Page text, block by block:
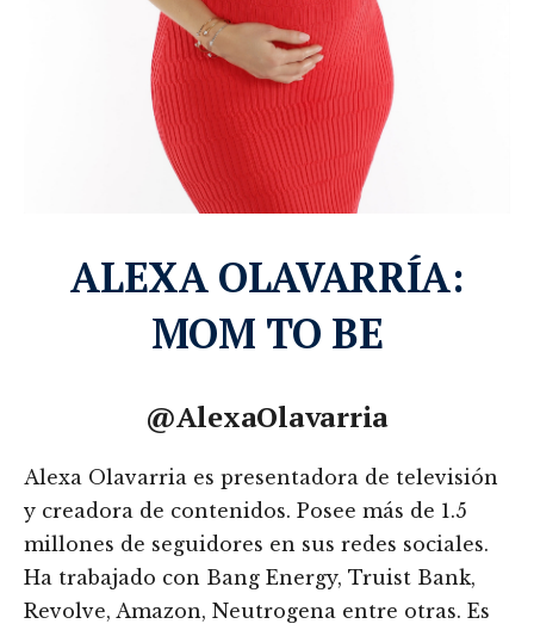
ALEXA OLAVARRÍA:
MOM TO BE
@AlexaOlavarria
Alexa Olavarria es presentadora de televisión
y creadora de contenidos. Posee más de 1.5
millones de seguidores en sus redes sociales.
Ha trabajado con Bang Energy, Truist Bank,
Revolve, Amazon, Neutrogena entre otras. Es